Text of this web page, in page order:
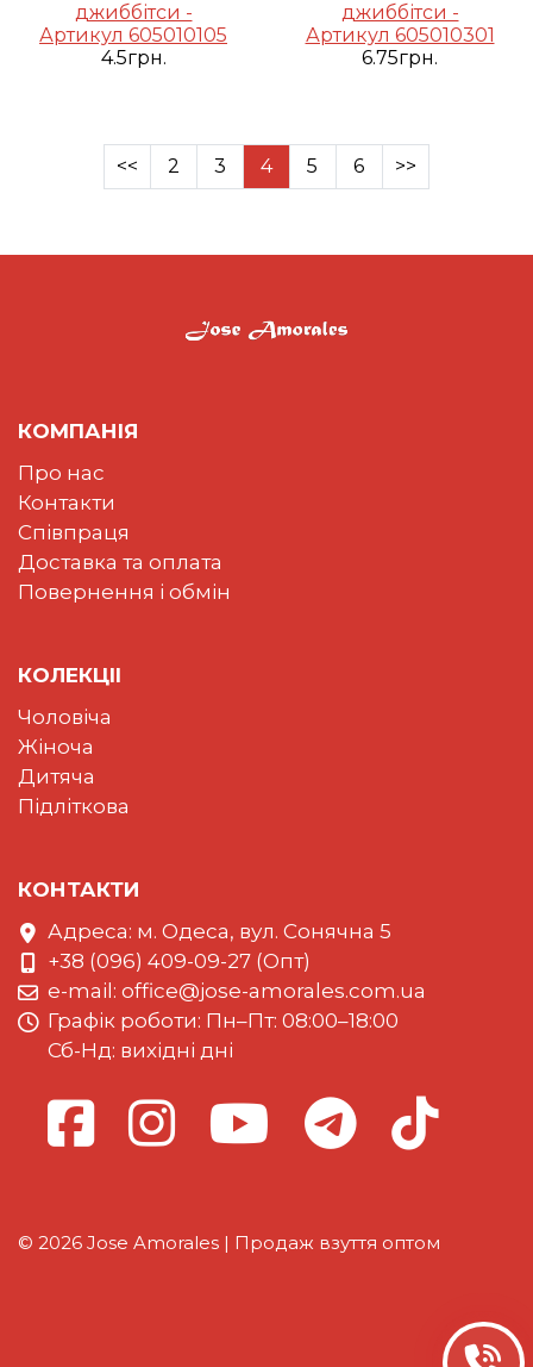
джиббітси -
Артикул 605010105
4.5грн.
джиббітси -
Артикул 605010301
6.75грн.
<< 2 3 4 5 6 >>
КОМПАНІЯ
Про нас
Контакти
Співпраця
Доставка та оплата
Повернення і обмін
КОЛЕКЦII
Чоловіча
Жіноча
Дитяча
Підліткова
КОНТАКТИ
Адреса: м. Одеса, вул. Сонячна 5
+38 (096) 409-09-27 (Опт)
e-mail: office@jose-amorales.com.ua
Графiк роботи: Пн–Пт: 08:00–18:00
Сб-Нд: вихідні дні
© 2026 Jose Amorales | Продаж взуття оптом